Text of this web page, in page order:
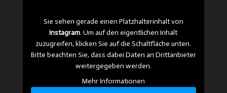
Sie sehen gerade einen Platzhalterinhalt von
Instagram. Um auf den eigentlichen Inhalt
zuzugreifen, klicken Sie auf die Schaltfläche unten.
Bitte beachten Sie, dass dabei Daten an Drittanbieter
weitergegeben werden.
Mehr Informationen